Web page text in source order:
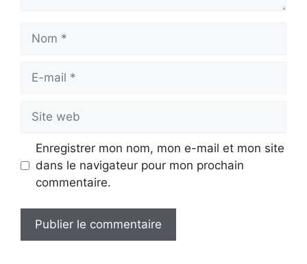
mail
web
Enregistrer mon nom, mon e-mail et mon site
dans le navigateur pour mon prochain
commentaire.